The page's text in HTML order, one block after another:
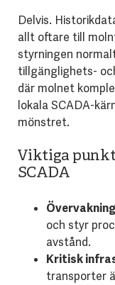
Delvis.
allt oftare till
styrningen
tillgänglighets-
där molnet
lokala SCADA-
mönstret.
Viktiga
SCADA
och styr
avstånd.
Kritisk
transporter